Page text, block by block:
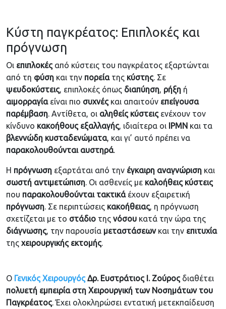
Κύστη παγκρέατος: Επιπλοκές και
πρόγνωση
Οι επιπλοκές από κύστεις του παγκρέατος εξαρτώνται
από τη φύση και την πορείατης κύστης. Σε
ψευδοκύστεις, επιπλοκές όπως διαπύηση, ρήξη ή
αιμορραγίαείναι πιο συχνές και απαιτούν επείγουσα
παρέμβαση. Αντίθετα, οι αληθείς κύστεις ενέχουν τον
κίνδυνο κακοήθους εξαλλαγής, ιδιαίτερα οι IPMN και τα
βλεννώδη κυσταδενώματα, και γι’ αυτό πρέπει να
παρακολουθούνται αυστηρά.
Η πρόγνωση εξαρτάται από την έγκαιρη αναγνώριση και
σωστή αντιμετώπιση. Οι ασθενείς με καλοήθεις κύστεις
που παρακολουθούνται τακτικάέχουν εξαιρετική
πρόγνωση. Σε περιπτώσεις κακοήθειας, η πρόγνωση
σχετίζεται με το στάδιο της νόσου κατά την ώρα της
διάγνωσης, την παρουσία μεταστάσεωνκαι την επιτυχία
της χειρουργικής εκτομής.
Ο Γενικός Χειρουργός Δρ. Ευστράτιος Ι. Ζούρος διαθέτει
πολυετή εμπειρία στη Χειρουργική των Νοσημάτων του
Παγκρέατος. Έχει ολοκληρώσει εντατική μετεκπαίδευση